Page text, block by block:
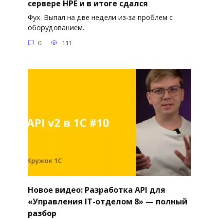
сервере HPE и в итоге сдался
Фух. Выпал на две недели из-за проблем с
оборудованием.
0 111
Новое видео: Разработка API для
«Управления IT-отделом 8» — полный
разбор